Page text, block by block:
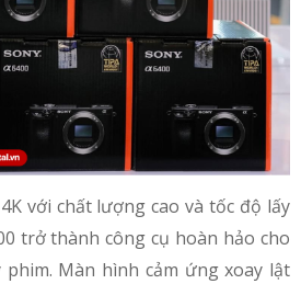
với chất lượng cao và tốc độ lấy
trở thành công cụ hoàn hảo cho
phim. Màn hình cảm ứng xoay lật